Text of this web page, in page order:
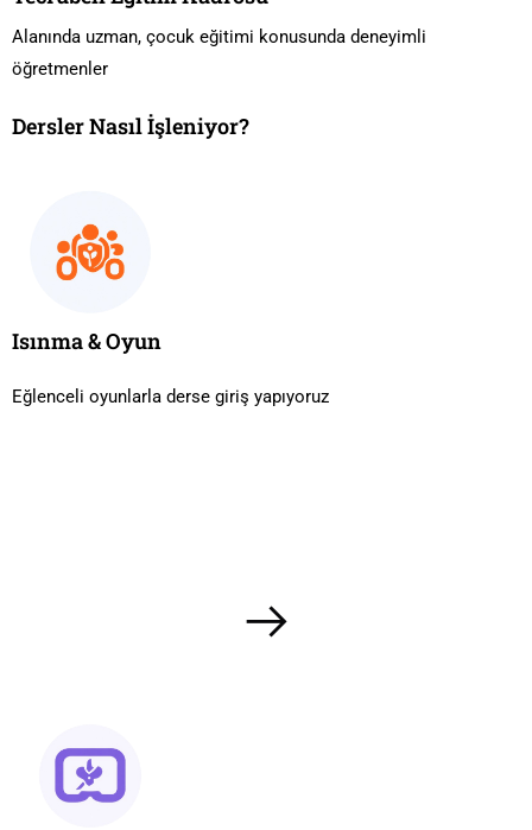
Alanında uzman, çocuk eğitimi konusunda deneyimli
öğretmenler
Dersler Nasıl İşleniyor?
Isınma & Oyun
Eğlenceli oyunlarla derse giriş yapıyoruz